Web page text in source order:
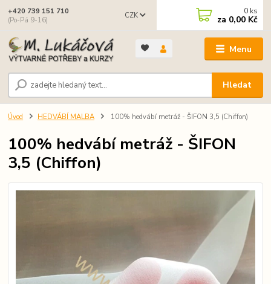
Menu
CZK
Hledat
+420 739 151 710
(Po-Pá 9-16)
0 ks
za 0,00 Kč
Úvod HEDVÁBÍ MALBA 100% hedvábí metráž - ŠIFON 3,5 (Chiffon)
100% hedvábí metráž - ŠIFON
3,5 (Chiffon)